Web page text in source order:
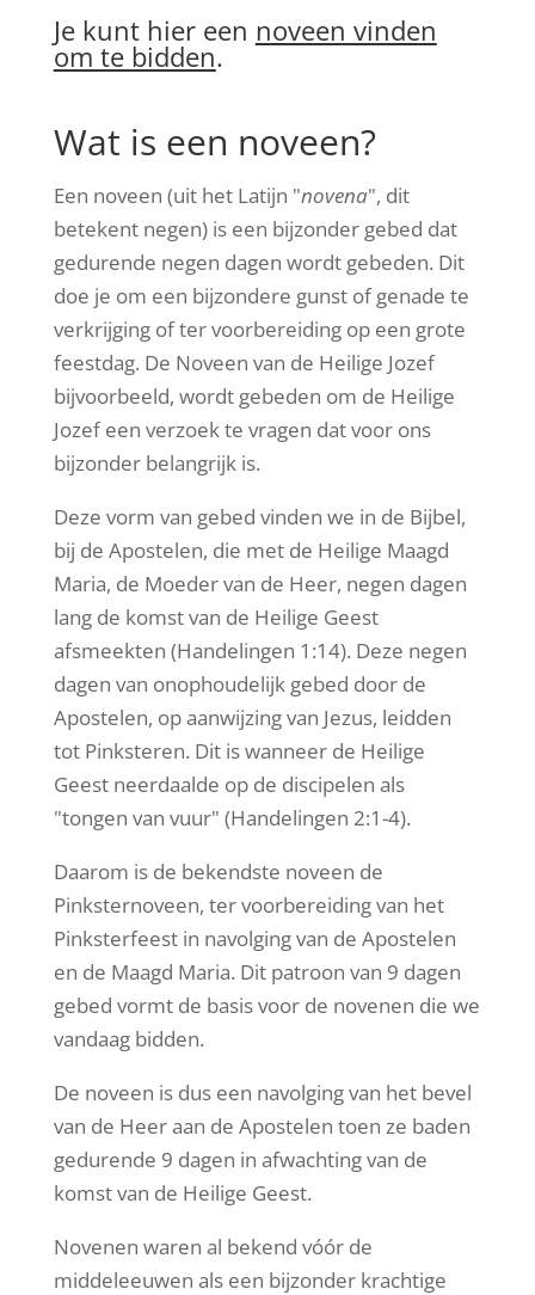
Je kunt hier een noveen vinden
om te bidden.
Wat is een noveen?
Een noveen (uit het Latijn "novena", dit
betekent negen) is een bijzonder gebed dat
gedurende negen dagen wordt gebeden. Dit
doe je om een bijzondere gunst of genade te
verkrijging of ter voorbereiding op een grote
feestdag. De Noveen van de Heilige Jozef
bijvoorbeeld, wordt gebeden om de Heilige
Jozef een verzoek te vragen dat voor ons
bijzonder belangrijk is.
Deze vorm van gebed vinden we in de Bijbel,
bij de Apostelen, die met de Heilige Maagd
Maria, de Moeder van de Heer, negen dagen
lang de komst van de Heilige Geest
afsmeekten (Handelingen 1:14). Deze negen
dagen van onophoudelijk gebed door de
Apostelen, op aanwijzing van Jezus, leidden
tot Pinksteren. Dit is wanneer de Heilige
Geest neerdaalde op de discipelen als
"tongen van vuur" (Handelingen 2:1-4).
Daarom is de bekendste noveen de
Pinksternoveen, ter voorbereiding van het
Pinksterfeest in navolging van de Apostelen
en de Maagd Maria. Dit patroon van 9 dagen
gebed vormt de basis voor de novenen die we
vandaag bidden.
De noveen is dus een navolging van het bevel
van de Heer aan de Apostelen toen ze baden
gedurende 9 dagen in afwachting van de
komst van de Heilige Geest.
Novenen waren al bekend vóór de
middeleeuwen als een bijzonder krachtige